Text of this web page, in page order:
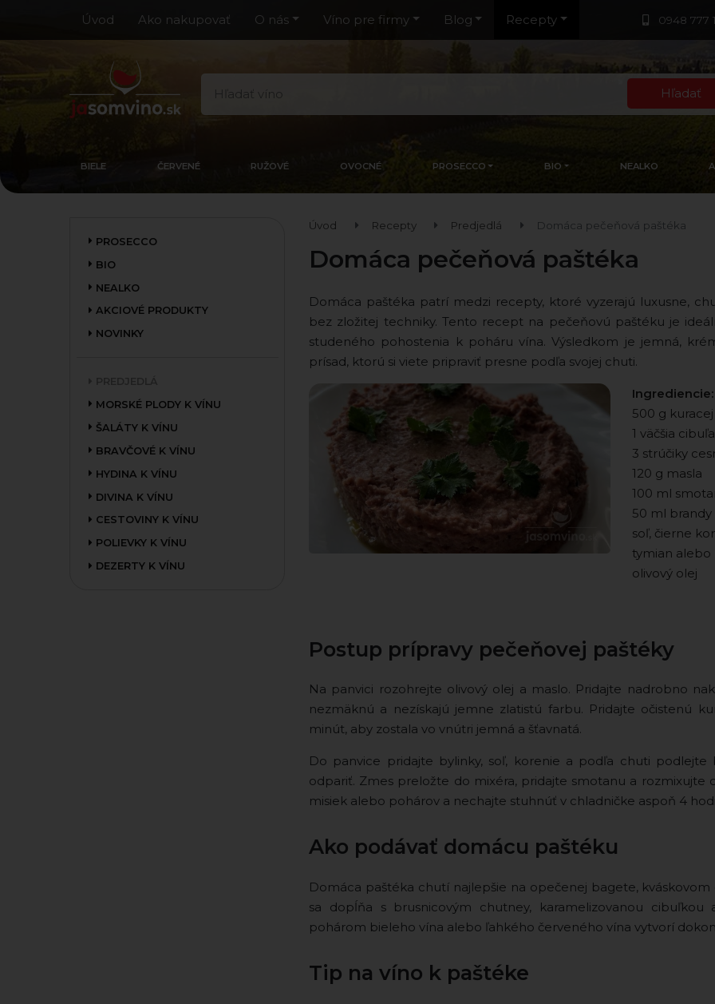
0948 777
Úvod Ako nakupovať O nás Víno pre firmy Blog Recepty
Hľadať
BIELE ČERVENÉ RUŽOVÉ OVOCNÉ PROSECCO BIO NEALKO
PROSECCO
BIO
NEALKO
AKCIOVÉ PRODUKTY
NOVINKY
MORSKÉ PLODY K VÍNU
ŠALÁTY K VÍNU
BRAVČOVÉ K VÍNU
HYDINA K VÍNU
DIVINA K VÍNU
CESTOVINY K VÍNU
POLIEVKY K VÍNU
DEZERTY K VÍNU
Úvod Recepty Predjedlá Domáca pečeňová paštéka
Domáca pečeňová paštéka
Domáca paštéka patrí medzi recepty, ktoré vyzerajú luxusne,
bez zložitej techniky. Tento recept na pečeňovú paštéku je
studeného pohostenia k poháru vína. Výsledkom je jemná,
prísad, ktorú si viete pripraviť presne podľa svojej chuti.
Ingrediencie:
500 g
1 väčšia cibuľa
3 strúčiky
120 g masla
100 ml
50 ml
soľ, čierne
tymian alebo
olivový olej
Postup prípravy pečeňovej paštéky
Na panvici rozohrejte olivový olej a maslo. Pridajte nadrobno
nezmäknú a nezískajú jemne zlatistú farbu. Pridajte očistenú
minút, aby zostala vo vnútri jemná a šťavnatá.
Do panvice pridajte bylinky, soľ, korenie a podľa chuti
odpariť. Zmes preložte do mixéra, pridajte smotanu a
misiek alebo pohárov a nechajte stuhnúť v chladničke aspoň 4
Ako podávať domácu paštéku
Domáca paštéka chutí najlepšie na opečenej bagete,
sa dopĺňa s brusnicovým chutney, karamelizovanou
pohárom bieleho vína alebo ľahkého červeného vína vytvorí
Tip na víno k paštéke